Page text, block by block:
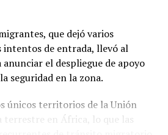
pasar por la revisión del
que dejó varios
de entrada, llevó al
anunciar el despliegue de apoyo
seguridad en la zona.
únicos territorios de la Unión
en África, lo que las